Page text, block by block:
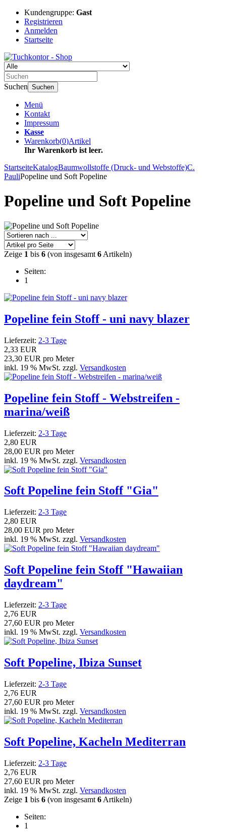
Kundengruppe: Gast
Registrieren
Anmelden
Startseite
Suchen Suchen
Menü
Kontakt
Impressum
Kasse
Warenkorb(0)Artikel
Ihr Warenkorb ist leer.
StartseiteKatalogBaumwollstoffe (Druck- und Webstoffe)C.
PauliPopeline und Soft Popeline
Popeline und Soft Popeline
Zeige 1 bis 6 (von insgesamt 6 Artikeln)
Seiten:
1
Popeline fein Stoff - uni navy blazer
Lieferzeit: 2-3 Tage
2,33 EUR
23,30 EUR pro Meter
inkl. 19 % MwSt. zzgl. Versandkosten
Popeline fein Stoff - Webstreifen -
marina/weiß
Lieferzeit: 2-3 Tage
2,80 EUR
28,00 EUR pro Meter
inkl. 19 % MwSt. zzgl. Versandkosten
Soft Popeline fein Stoff "Gia"
Lieferzeit: 2-3 Tage
2,80 EUR
28,00 EUR pro Meter
inkl. 19 % MwSt. zzgl. Versandkosten
Soft Popeline fein Stoff "Hawaiian
daydream"
Lieferzeit: 2-3 Tage
2,76 EUR
27,60 EUR pro Meter
inkl. 19 % MwSt. zzgl. Versandkosten
Soft Popeline, Ibiza Sunset
Lieferzeit: 2-3 Tage
2,76 EUR
27,60 EUR pro Meter
inkl. 19 % MwSt. zzgl. Versandkosten
Soft Popeline, Kacheln Mediterran
Lieferzeit: 2-3 Tage
2,76 EUR
27,60 EUR pro Meter
inkl. 19 % MwSt. zzgl. Versandkosten
Zeige 1 bis 6 (von insgesamt 6 Artikeln)
Seiten:
1